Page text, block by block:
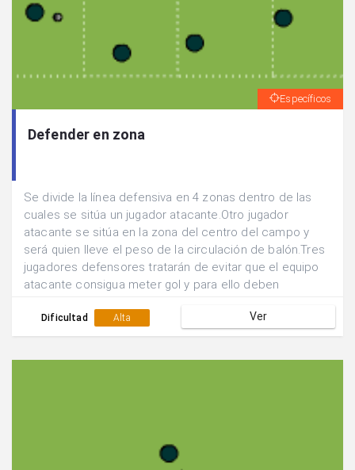
Específicos
Defender en zona
Se divide la línea defensiva en 4 zonas dentro de las
cuales se sitúa un jugador atacante.Otro jugador
atacante se sitúa en la zona del centro del campo y
será quien lleve el peso de la circulación de balón.Tres
jugadores defensores tratarán de evitar que el equipo
atacante consigua meter gol y para ello deben
más cercanas al balón.Defender hasta la finalización de
la jugada.
Dificultad Alta Ver